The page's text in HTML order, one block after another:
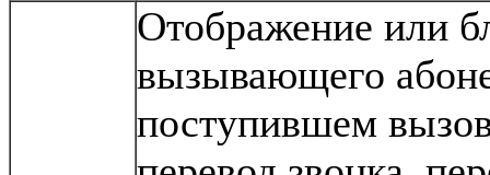
Отображение или
вызывающего
поступившем